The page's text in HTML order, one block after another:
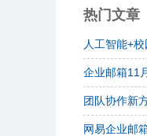
热门文章
人工智能+
企业邮箱11
团队协作新
网易企业邮